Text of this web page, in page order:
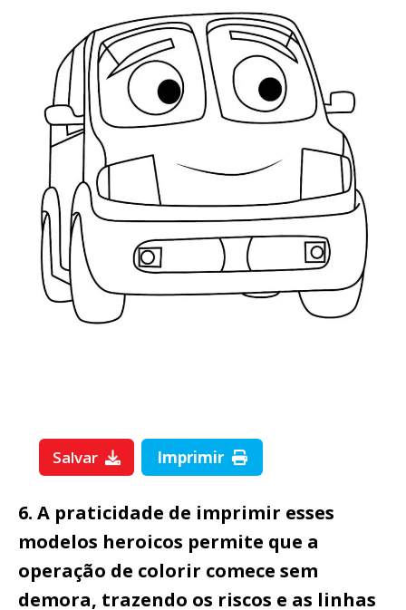
Salvar Imprimir
6. A praticidade de imprimir esses
modelos heroicos permite que a
operação de colorir comece sem
demora, trazendo os riscos e as linhas